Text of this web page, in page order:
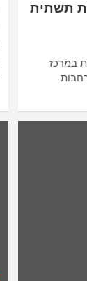
תשתית
במרכז